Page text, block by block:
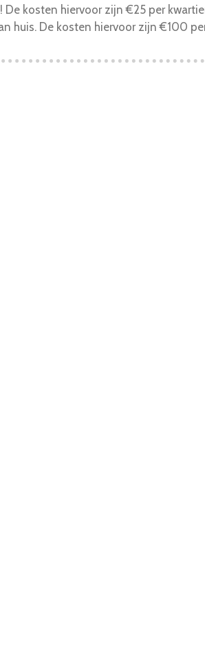
kosten hiervoor zijn €25 per
huis. De kosten hiervoor zijn €100